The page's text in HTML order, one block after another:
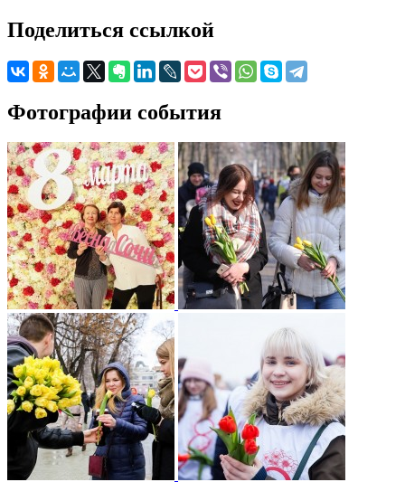
Поделиться ссылкой
Фотографии события